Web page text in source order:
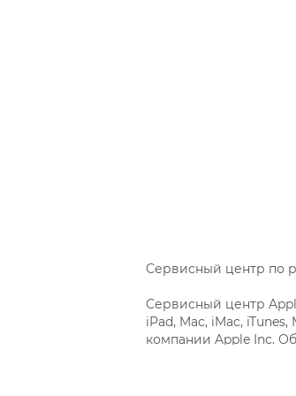
Сервисный центр по
Сервисный центр
iPad, Mac, iMac,
компании Apple Inc.